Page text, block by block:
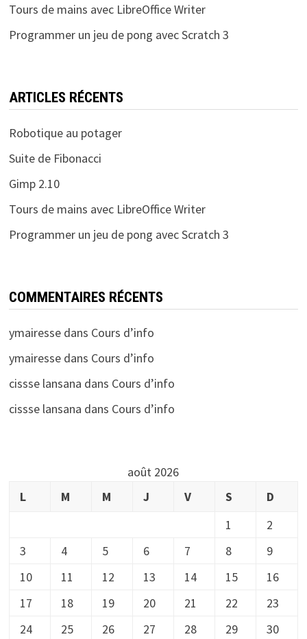
Tours de mains avec LibreOffice Writer
Programmer un jeu de pong avec Scratch 3
ARTICLES RÉCENTS
Robotique au potager
Suite de Fibonacci
Gimp 2.10
Tours de mains avec LibreOffice Writer
Programmer un jeu de pong avec Scratch 3
COMMENTAIRES RÉCENTS
ymairessedans Cours d’info
ymairessedans Cours d’info
cissse lansana dans Cours d’info
cissse lansana dans Cours d’info
août 2026
L
M M J V S
D
1
2
3
4 5 6 7 8
9
10
11 12 13 14 15
16
17
18 19 20 21 22
23
24
25 26 27 28 29
30